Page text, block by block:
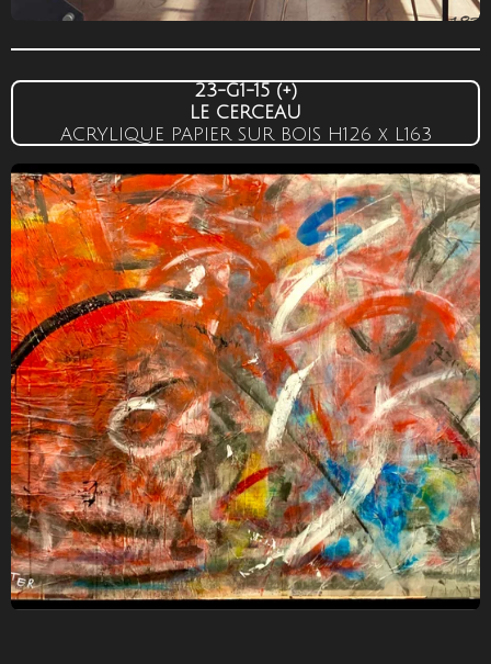
23-G1-15 (+)
LE CERCEAU
ACRYLIQUE PAPIER SUR BOIS H126 x L163